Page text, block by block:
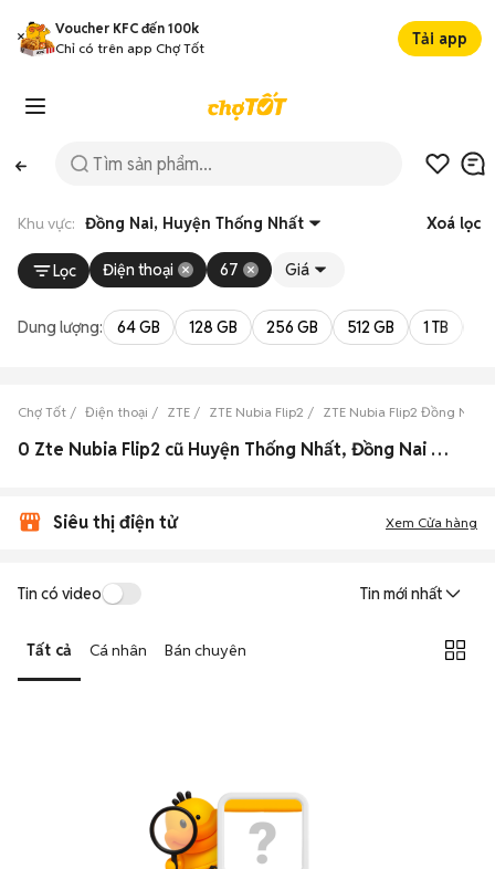
Voucher KFC đến 100k
Chỉ có trên app Chợ Tốt
Tải app
Khu vực: Đồng Nai, Huyện Thống Nhất Xoá lọc
Lọc Điện thoại 67 Giá
Dung lượng: 64 GB 128 GB 256 GB 512 GB 1 TB
Chợ Tốt Điện thoại ZTE ZTE Nubia Flip2 ZTE Nubia Flip2 Đồng Nai
0 Zte Nubia Flip2 cũ Huyện Thống Nhất, Đồng Nai đẹp
Siêu thị điện tử Xem Cửa hàng
Tin có video Tin mới nhất
Tất cả Cá nhân Bán chuyên